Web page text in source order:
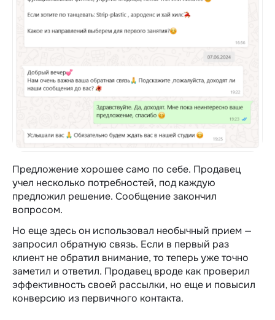
Предложение хорошее само по себе. Продавец
учел несколько потребностей, под каждую
предложил решение. Сообщение закончил
вопросом.
Но еще здесь он использовал необычный прием —
запросил обратную связь. Если в первый раз
клиент не обратил внимание, то теперь уже точно
заметил и ответил. Продавец вроде как проверил
эффективность своей рассылки, но еще и повысил
конверсию из первичного контакта.